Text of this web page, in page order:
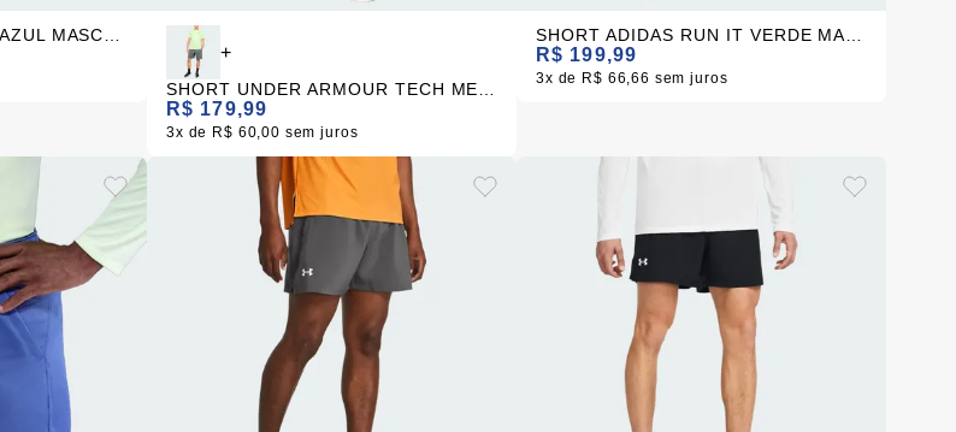
R$ 179,99
3x R$ 60,00 sem juros
+ R$ 199,99
3x R$ 66,66 sem juros